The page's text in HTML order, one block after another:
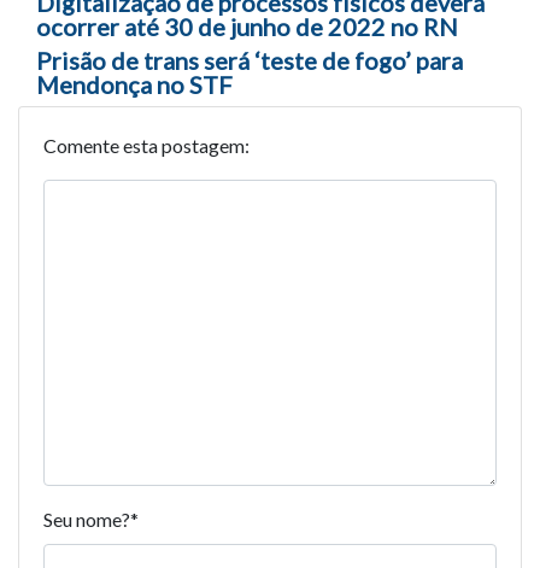
Navegação entre posts
ocorrer até 30 de junho de 2022 no RN
Prisão de trans será ‘teste de fogo’ para
Mendonça no STF
Comente esta postagem:
Seu nome?*